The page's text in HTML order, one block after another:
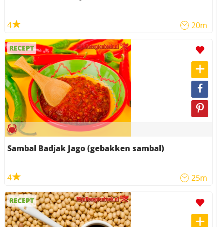
4 20m
RECEPT
Sambal Badjak Jago (gebakken sambal)
4 25m
RECEPT